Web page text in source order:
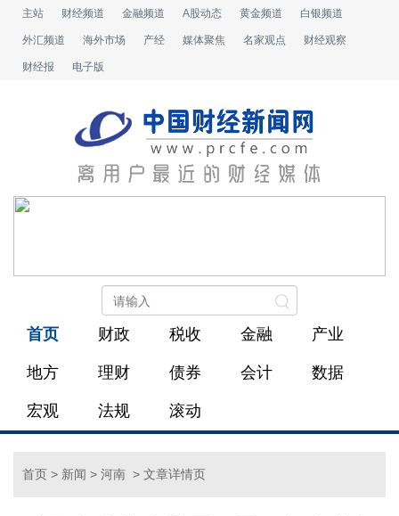
主站 财经频道 金融频道 A股动态 黄金频道 白银频道
外汇频道 海外市场 产经 媒体聚焦 名家观点 财经观察
财经报 电子版
首页 财政 税收 金融 产业
地方 理财 债券 会计 数据
宏观 法规 滚动
首页 > 新闻 > 河南 > 文章详情页